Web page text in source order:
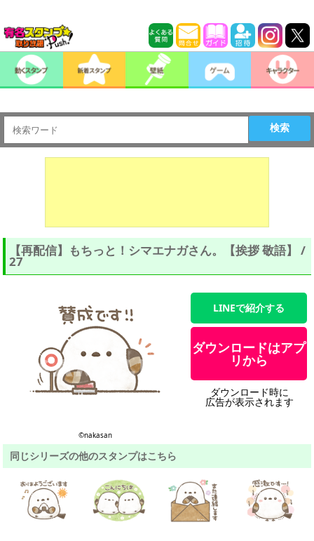
検索
【再配信】もちっと！シマエナガさん。【挨拶 敬語】 /
27
©︎nakasan
LINEで紹介する
ダウンロードはアプ
リから
ダウンロード時に
広告が表示されます
同じシリーズの他のスタンプはこちら